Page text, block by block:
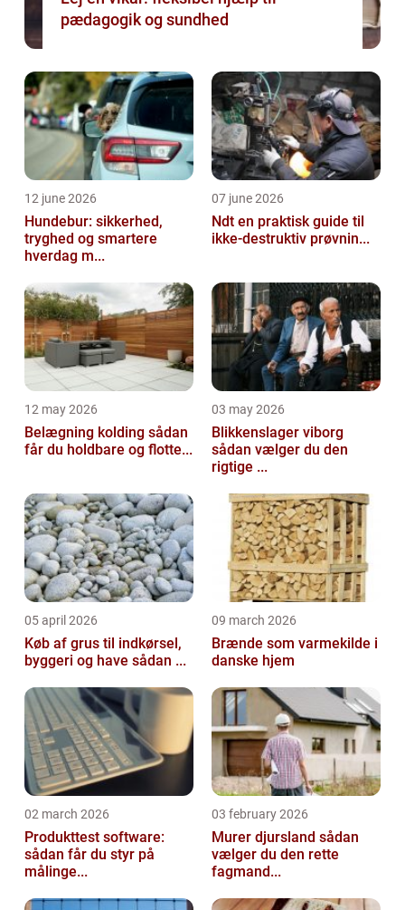
pædagogik og sundhed
12 june 2026
Hundebur: sikkerhed,
tryghed og smartere
hverdag m...
07 june 2026
Ndt en praktisk guide til
ikke-destruktiv prøvnin...
12 may 2026
Belægning kolding sådan
får du holdbare og flotte...
03 may 2026
Blikkenslager viborg
sådan vælger du den
rigtige ...
05 april 2026
Køb af grus til indkørsel,
byggeri og have sådan ...
09 march 2026
Brænde som varmekilde i
danske hjem
02 march 2026
Produkttest software:
sådan får du styr på
målinge...
03 february 2026
Murer djursland sådan
vælger du den rette
fagmand...